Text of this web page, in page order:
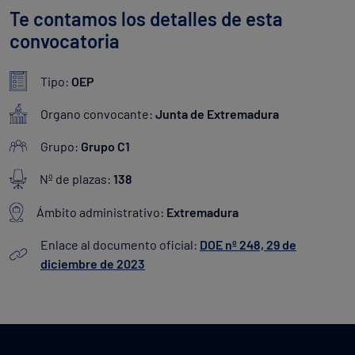
Te contamos los detalles de esta
convocatoria
Tipo: OEP
Organo convocante: Junta de Extremadura
Grupo: Grupo C1
Nº de plazas: 138
Ámbito administrativo: Extremadura
Enlace al documento oficial: DOE nº 248, 29 de
diciembre de 2023